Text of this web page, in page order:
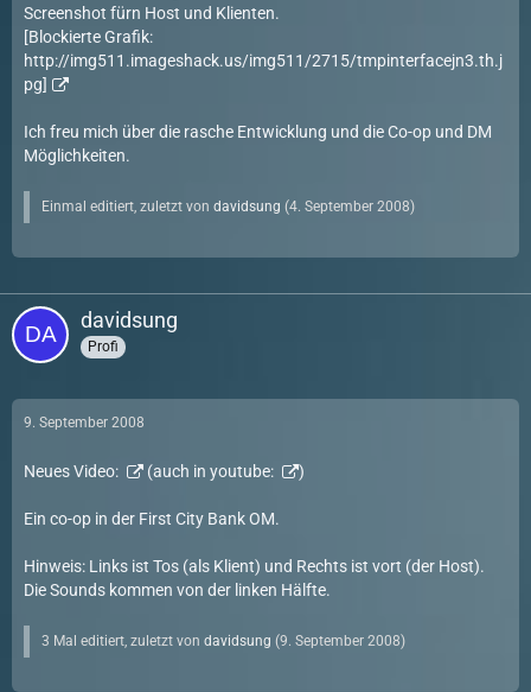
Screenshot fürn Host und Klienten.
[Blockierte Grafik:
http://img511.imageshack.us/img511/2715/tmpinterfacejn3.th.j
pg]
Ich freu mich über die rasche Entwicklung und die Co-op und DM
Möglichkeiten.
Einmal editiert, zuletzt von davidsung (4. September 2008)
davidsung
Profi
9. September 2008
Neues Video: (auch in youtube: )
Ein co-op in der First City Bank OM.
Hinweis: Links ist Tos (als Klient) und Rechts ist vort (der Host).
Die Sounds kommen von der linken Hälfte.
3 Mal editiert, zuletzt von davidsung (9. September 2008)